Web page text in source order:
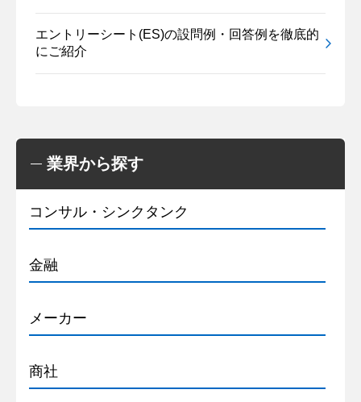
エントリーシート(ES)の設問例・回答例を徹底的
にご紹介
業界から探す
コンサル・シンクタンク
金融
メーカー
商社